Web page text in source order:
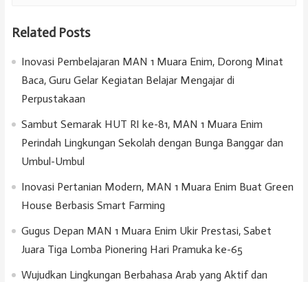
Related Posts
Inovasi Pembelajaran MAN 1 Muara Enim, Dorong Minat
Baca, Guru Gelar Kegiatan Belajar Mengajar di
Perpustakaan
Sambut Semarak HUT RI ke-81, MAN 1 Muara Enim
Perindah Lingkungan Sekolah dengan Bunga Banggar dan
Umbul-Umbul
Inovasi Pertanian Modern, MAN 1 Muara Enim Buat Green
House Berbasis Smart Farming
Gugus Depan MAN 1 Muara Enim Ukir Prestasi, Sabet
Juara Tiga Lomba Pionering Hari Pramuka ke-65
Wujudkan Lingkungan Berbahasa Arab yang Aktif dan